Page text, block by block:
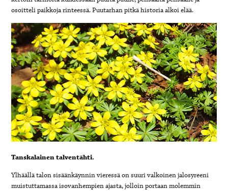
osoitteli paikkoja rinteessä. Puutarhan pitkä historia alkoi elää.
Tanskalainen talventähti.
Ylhäällä talon sisäänkäynnin vieressä on suuri valkoinen jalosyreeni
muistuttamassa isovanhempien ajasta, jolloin portaan molemmin